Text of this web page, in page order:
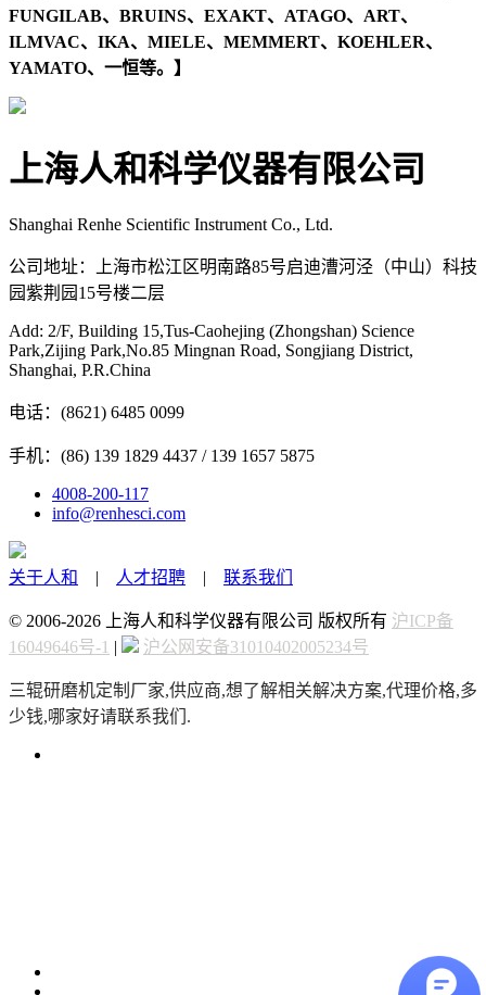
FUNGILAB、 BRUINS、 EXAKT、 ATAGO、 ART、
ILMVAC、 IKA、 MIELE、 MEMMERT、 KOEHLER、
YAMATO、一恒等。】
上海人和科学仪器有限公司
Shanghai Renhe Scientific Instrument Co., Ltd.
公司地址：上海市松江区明南路85号启迪漕河泾（中山）科技
园紫荆园15号楼二层
Add: 2/F, Building 15,Tus-Caohejing (Zhongshan) Science
Park,Zijing Park,No.85 Mingnan Road, Songjiang District,
Shanghai, P.R.China
电话：(8621) 6485 0099
手机：(86) 139 1829 4437 / 139 1657 5875
4008-200-117
info@renhesci.com
关于人和 | 人才招聘 | 联系我们
© 2006-2026 上海人和科学仪器有限公司 版权所有 沪ICP备
16049646号-1 | 沪公网安备31010402005234号
三辊研磨机定制厂家,供应商,想了解相关解决方案,代理价格,多
少钱,哪家好请联系我们.